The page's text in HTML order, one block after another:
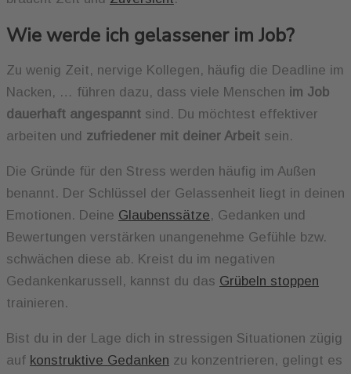
Wie werde ich gelassener im Job?
Zu wenig Zeit, nervige Kollegen, häufig die Deadline im
Nacken, … führen dazu, dass viele Menschen im Job
dauerhaft angespannt sind. Du möchtest effektiver
arbeiten und zufriedener mit deiner Arbeit sein.
Die Gründe für den Stress werden häufig im Außen
benannt. Der Schlüssel der Gelassenheit liegt in deinen
Emotionen. Deine Glaubenssätze, Gedanken und
Bewertungen verstärken unangenehme Gefühle bzw.
schwächen diese ab. Kreist du im negativen
Gedankenkarussell, kannst du das Grübeln stoppen
trainieren.
Bist du in der Lage dich in stressigen Situationen zügig
auf konstruktive Gedanken zu konzentrieren, gelingt es